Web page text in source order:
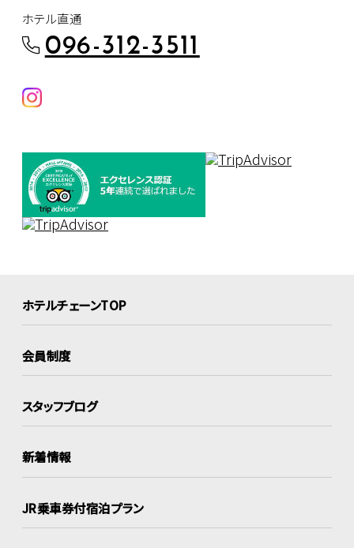
ホテル直通
096-312-3511
ホテルチェーンTOP
会員制度
スタッフブログ
新着情報
JR乗車券付宿泊プラン